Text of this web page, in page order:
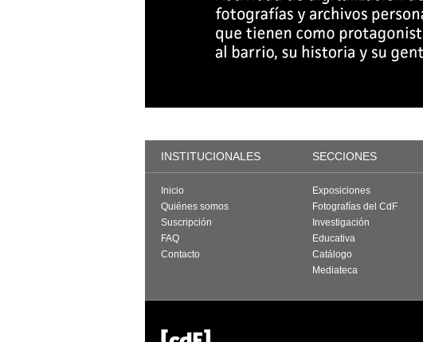
INSTITUCIONALES SECCIONES
Inicio
Quiénes somos
Suscripción
FAQ
Contacto
Exposiciones
Fotografías del CdF
Investigación
Educativa
Catálogo
Mediateca